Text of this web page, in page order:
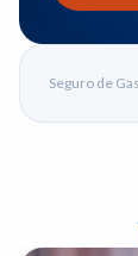
Seguro de